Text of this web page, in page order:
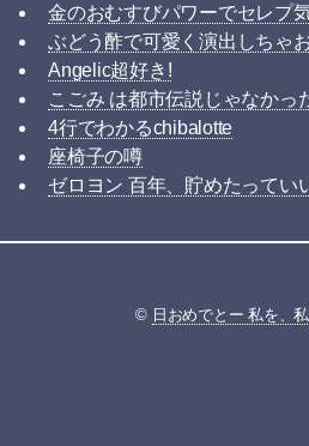
金のおむすびパワーでセレプ
ぶどう酢で可愛く演出しちゃ
Angelic超好き!
こごみ は都市伝説じゃなかっ
4行でわかるchibalotte
座椅子の噂
ゼロヨン 百年、貯めたってい
© 日おめでとー 私を、